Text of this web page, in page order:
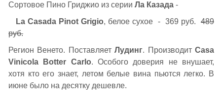
Сортовое Пино Гриджио из серии Ла Казада -
La Casada Pinot Grigio, белое сухое - 369 руб. 489
руб.
Регион Венето. ПоставляетЛудинг. ПроизводитCasa
Vinicola Botter Carlo. Особого доверия не внушает,
хотя кто его знает, летом белые вина пьются легко. В
июне было на десятку дешевле.